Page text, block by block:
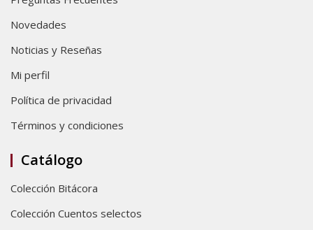
Novedades
Noticias y Reseñas
Mi perfil
Política de privacidad
Términos y condiciones
Catálogo
Colección Bitácora
Colección Cuentos selectos